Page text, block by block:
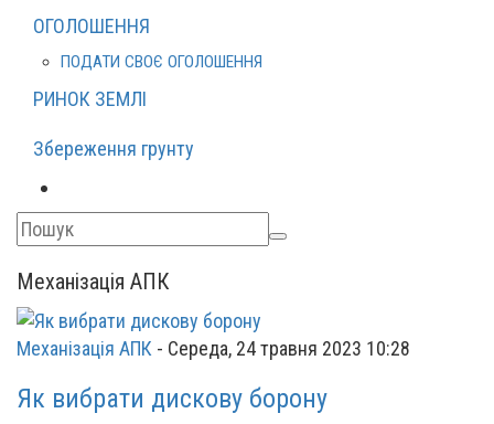
ОГОЛОШЕННЯ
ПОДАТИ СВОЄ ОГОЛОШЕННЯ
РИНОК ЗЕМЛІ
Збереження грунту
Механізація АПК
Механізація АПК - Середа, 24 травня 2023 10:28
Як вибрати дискову борону